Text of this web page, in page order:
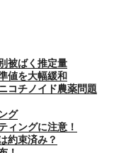
被ばく推定量
値を大幅緩和
コチノイド農薬問題
グ
ィングに注意！
約束済み？